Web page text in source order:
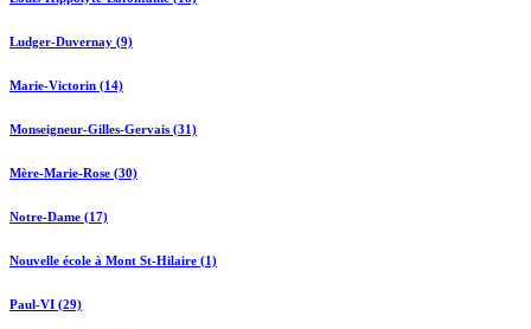
Ludger-Duvernay (9)
Marie-Victorin (14)
Monseigneur-Gilles-Gervais (31)
Mère-Marie-Rose (30)
Notre-Dame (17)
Nouvelle école à Mont St-Hilaire (1)
Paul-VI (29)